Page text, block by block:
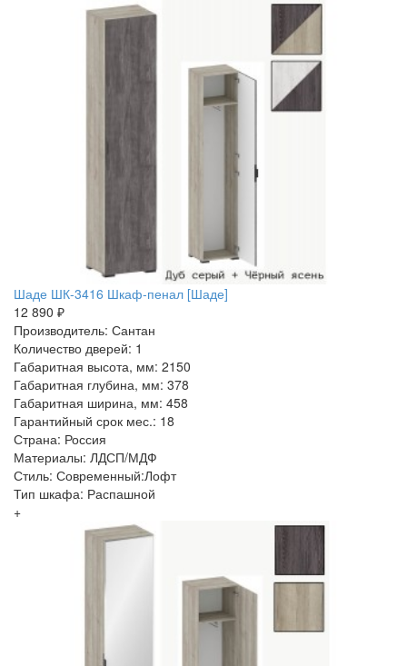
Шаде ШК-3416 Шкаф-пенал [Шаде]
12 890 ₽
Производитель: Сантан
Количество дверей: 1
Габаритная высота, мм: 2150
Габаритная глубина, мм: 378
Габаритная ширина, мм: 458
Гарантийный срок мес.: 18
Страна: Россия
Материалы: ЛДСП/МДФ
Стиль: Современный:Лофт
Тип шкафа: Распашной
+